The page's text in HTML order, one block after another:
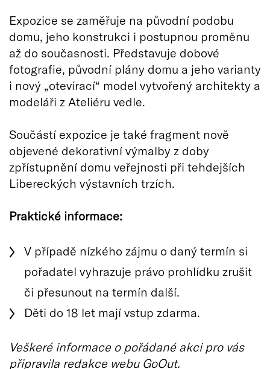
Expozice se zaměřuje na původní podobu
domu, jeho konstrukci i postupnou proměnu
až do současnosti. Představuje dobové
fotografie, původní plány domu a jeho varianty
i nový „otevírací“ model vytvořený architekty a
modeláři z Ateliéru vedle.
Součástí expozice je také fragment nově
objevené dekorativní výmalby z doby
zpřístupnění domu veřejnosti při tehdejších
Libereckých výstavních trzích.
Praktické informace:
V případě nízkého zájmu o daný termín si
pořadatel vyhrazuje právo prohlídku zrušit
či přesunout na termín další.
Děti do 18 let mají vstup zdarma.
Veškeré informace o pořádané akci pro vás
připravila redakce webu GoOut.